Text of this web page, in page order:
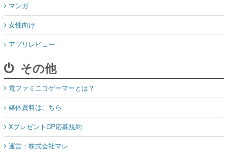
マンガ
女性向け
アプリレビュー
その他
電ファミニコゲーマーとは？
媒体資料はこちら
XプレゼントCP応募規約
運営：株式会社マレ